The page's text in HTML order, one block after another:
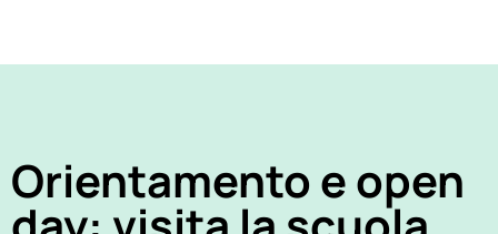
Orientamento e open